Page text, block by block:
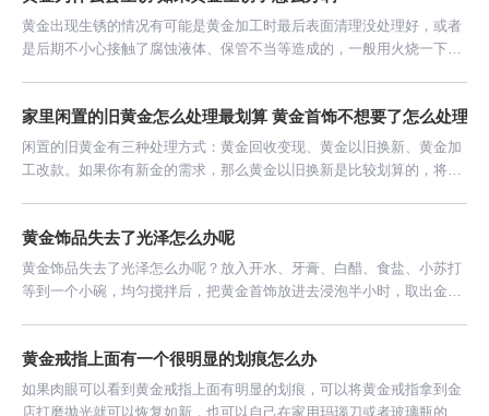
黄金出现生锈的情况有可能是黄金加工时最后表面清理没处理好，或者
是后期不小心接触了腐蚀液体、保管不当等造成的，一般用火烧一下就
家里闲置的旧黄金怎么处理最划算 黄金首饰不想要了怎么处理最
闲置的旧黄金有三种处理方式：黄金回收变现、黄金以旧换新、黄金加
工改款。如果你有新金的需求，那么黄金以旧换新是比较划算的，将旧
黄金饰品失去了光泽怎么办呢
黄金饰品失去了光泽怎么办呢？放入开水、牙膏、白醋、食盐、小苏打
等到一个小碗，均匀搅拌后，把黄金首饰放进去浸泡半小时，取出金饰
黄金戒指上面有一个很明显的划痕怎么办
如果肉眼可以看到黄金戒指上面有明显的划痕，可以将黄金戒指拿到金
店打磨抛光就可以恢复如新，也可以自己在家用玛瑙刀或者玻璃瓶的底